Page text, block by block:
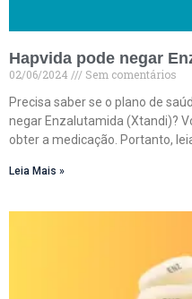
Hapvida pode negar
02/06/2024
Sem comentários
Precisa saber se o plano de
negar Enzalutamida (Xtandi)?
obter a medicação. Portanto,
Leia Mais »